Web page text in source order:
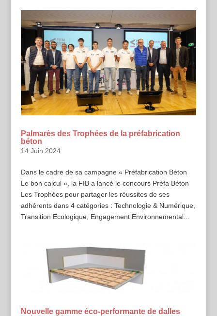
Palmarès des Trophées de la préfabrication
béton
14 Juin 2024
Dans le cadre de sa campagne « Préfabrication Béton
Le bon calcul », la FIB a lancé le concours Préfa Béton
Les Trophées pour partager les réussites de ses
adhérents dans 4 catégories : Technologie & Numérique,
Transition Écologique, Engagement Environnemental...
Nouvelle gamme éco-performante de dalles